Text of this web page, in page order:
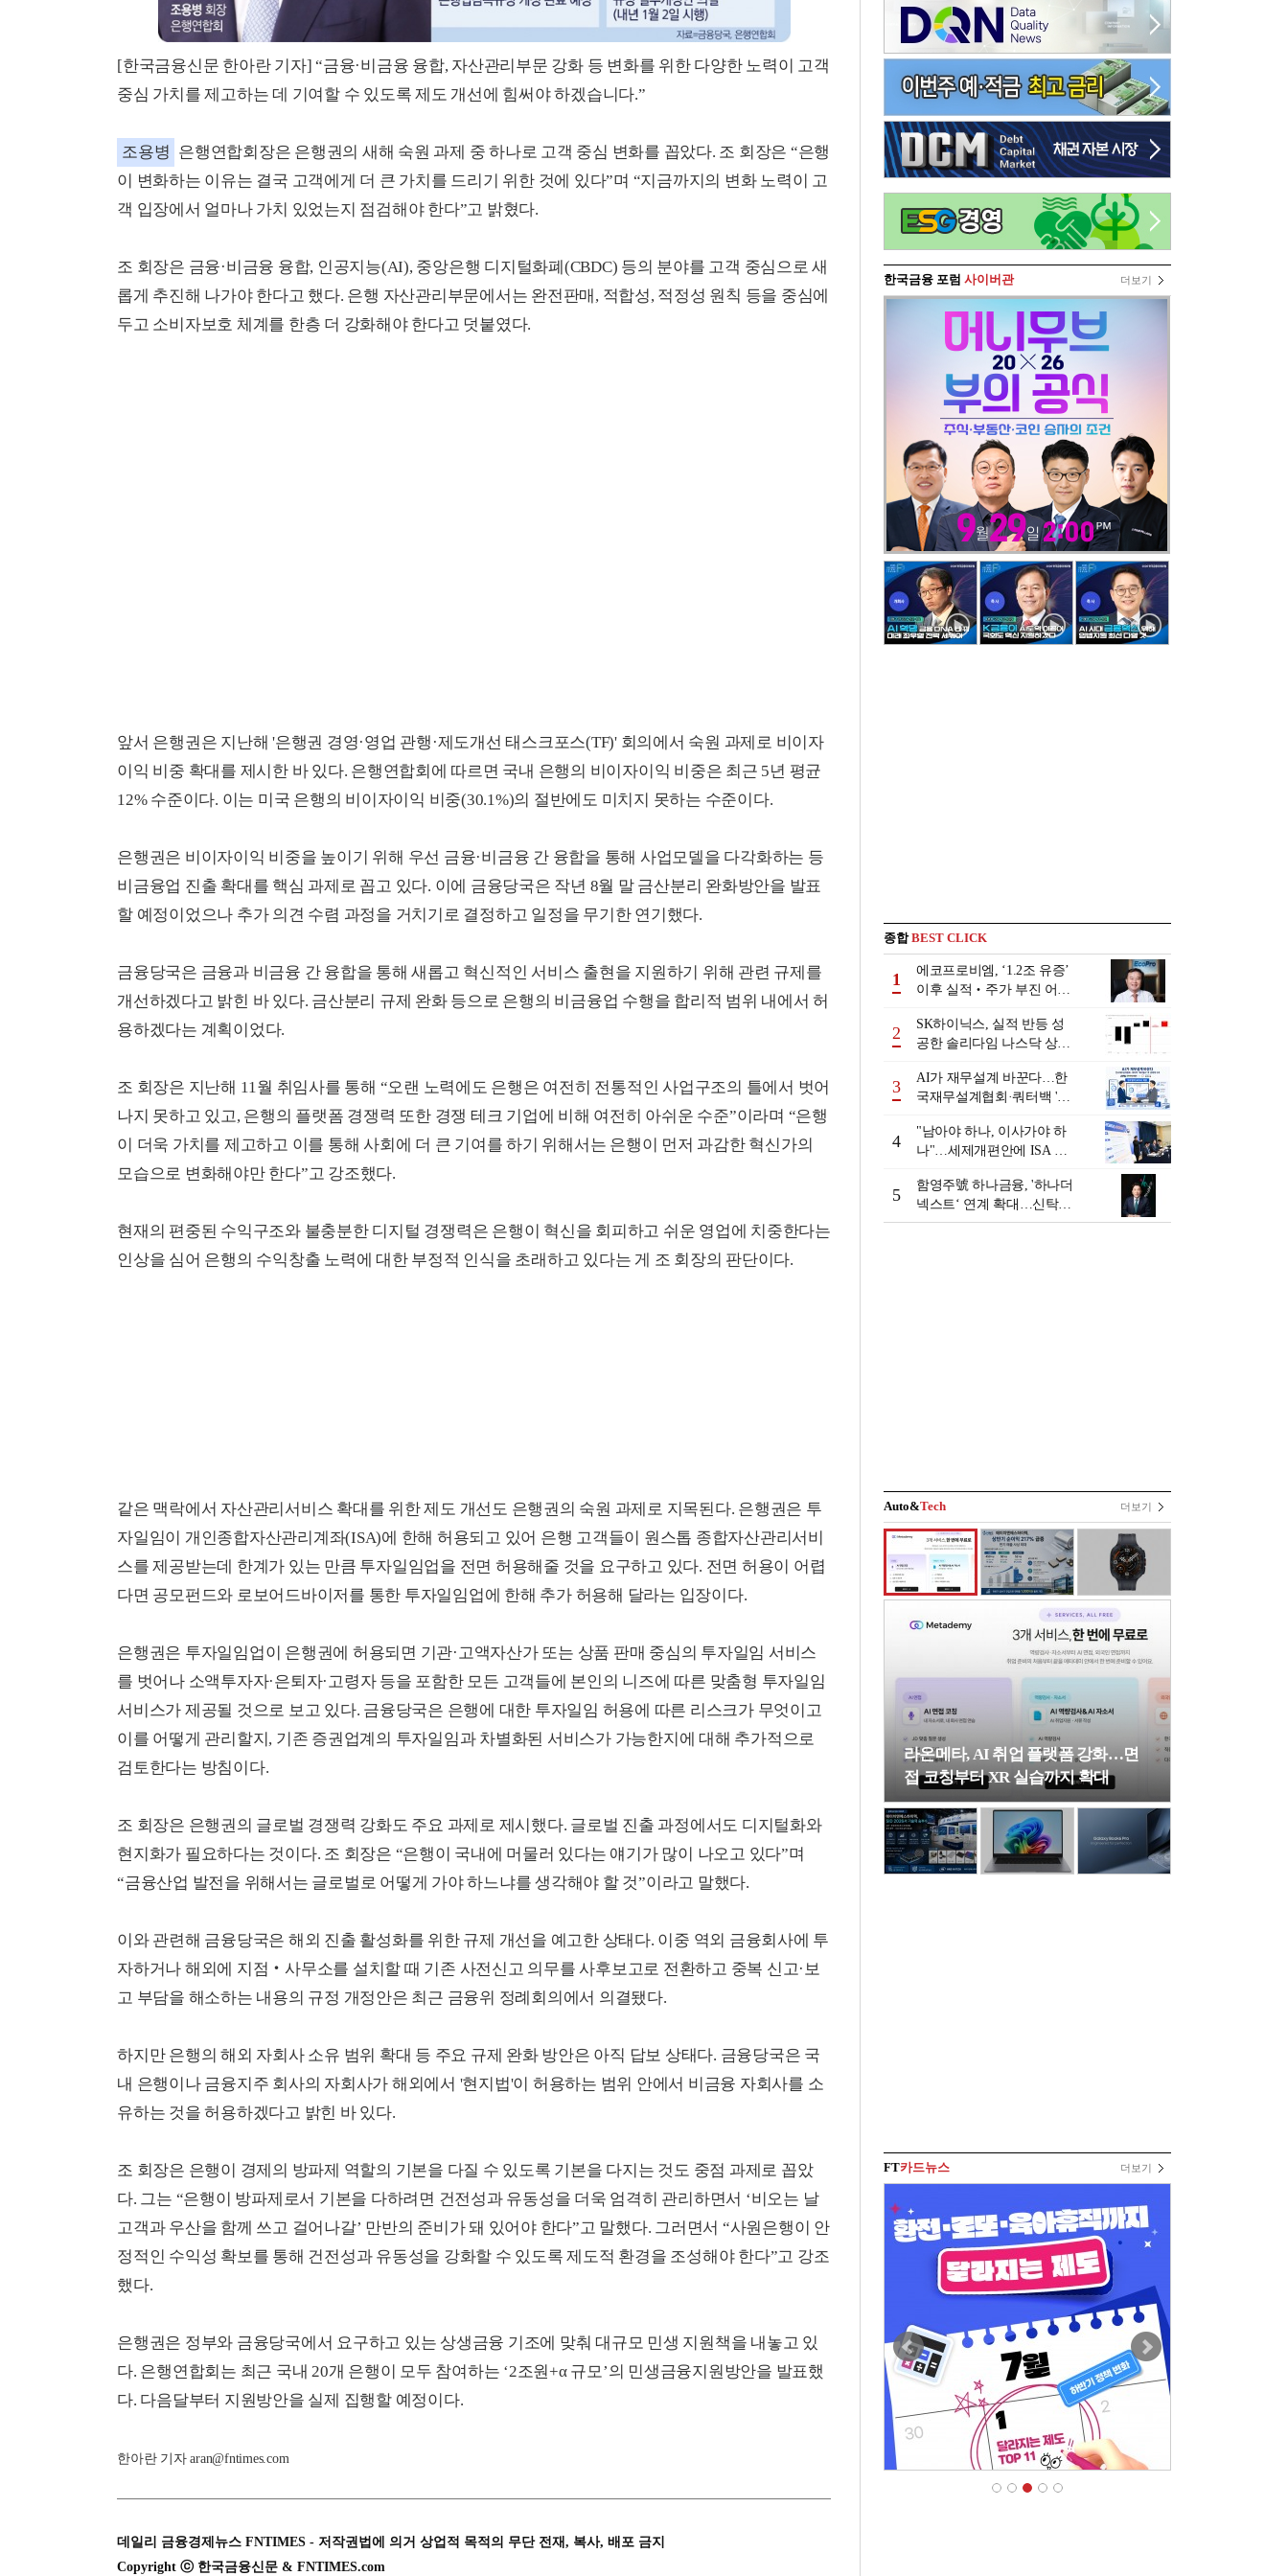
[한국금융신문 한아란 기자] “금융·비금융 융합, 자산관리부문 강화 등 변화를 위한 다양한 노력이 고객
중심 가치를 제고하는 데 기여할 수 있도록 제도 개선에 힘써야 하겠습니다.”
조용병 은행연합회장은 은행권의 새해 숙원 과제 중 하나로 고객 중심 변화를 꼽았다. 조 회장은 “은행
이 변화하는 이유는 결국 고객에게 더 큰 가치를 드리기 위한 것에 있다”며 “지금까지의 변화 노력이 고
객 입장에서 얼마나 가치 있었는지 점검해야 한다”고 밝혔다.
조 회장은 금융·비금융 융합, 인공지능(AI), 중앙은행 디지털화폐(CBDC) 등의 분야를 고객 중심으로 새
롭게 추진해 나가야 한다고 했다. 은행 자산관리부문에서는 완전판매, 적합성, 적정성 원칙 등을 중심에
두고 소비자보호 체계를 한층 더 강화해야 한다고 덧붙였다.
앞서 은행권은 지난해 '은행권 경영·영업 관행·제도개선 태스크포스(TF)' 회의에서 숙원 과제로 비이자
이익 비중 확대를 제시한 바 있다. 은행연합회에 따르면 국내 은행의 비이자이익 비중은 최근 5년 평균
12% 수준이다. 이는 미국 은행의 비이자이익 비중(30.1%)의 절반에도 미치지 못하는 수준이다.
은행권은 비이자이익 비중을 높이기 위해 우선 금융·비금융 간 융합을 통해 사업모델을 다각화하는 등
비금융업 진출 확대를 핵심 과제로 꼽고 있다. 이에 금융당국은 작년 8월 말 금산분리 완화방안을 발표
할 예정이었으나 추가 의견 수렴 과정을 거치기로 결정하고 일정을 무기한 연기했다.
금융당국은 금융과 비금융 간 융합을 통해 새롭고 혁신적인 서비스 출현을 지원하기 위해 관련 규제를
개선하겠다고 밝힌 바 있다. 금산분리 규제 완화 등으로 은행의 비금융업 수행을 합리적 범위 내에서 허
용하겠다는 계획이었다.
조 회장은 지난해 11월 취임사를 통해 “오랜 노력에도 은행은 여전히 전통적인 사업구조의 틀에서 벗어
나지 못하고 있고, 은행의 플랫폼 경쟁력 또한 경쟁 테크 기업에 비해 여전히 아쉬운 수준”이라며 “은행
이 더욱 가치를 제고하고 이를 통해 사회에 더 큰 기여를 하기 위해서는 은행이 먼저 과감한 혁신가의
모습으로 변화해야만 한다”고 강조했다.
현재의 편중된 수익구조와 불충분한 디지털 경쟁력은 은행이 혁신을 회피하고 쉬운 영업에 치중한다는
인상을 심어 은행의 수익창출 노력에 대한 부정적 인식을 초래하고 있다는 게 조 회장의 판단이다.
같은 맥락에서 자산관리서비스 확대를 위한 제도 개선도 은행권의 숙원 과제로 지목된다. 은행권은 투
자일임이 개인종합자산관리계좌(ISA)에 한해 허용되고 있어 은행 고객들이 원스톱 종합자산관리서비
스를 제공받는데 한계가 있는 만큼 투자일임업을 전면 허용해줄 것을 요구하고 있다. 전면 허용이 어렵
다면 공모펀드와 로보어드바이저를 통한 투자일임업에 한해 추가 허용해 달라는 입장이다.
은행권은 투자일임업이 은행권에 허용되면 기관·고액자산가 또는 상품 판매 중심의 투자일임 서비스
를 벗어나 소액투자자·은퇴자·고령자 등을 포함한 모든 고객들에 본인의 니즈에 따른 맞춤형 투자일임
서비스가 제공될 것으로 보고 있다. 금융당국은 은행에 대한 투자일임 허용에 따른 리스크가 무엇이고
이를 어떻게 관리할지, 기존 증권업계의 투자일임과 차별화된 서비스가 가능한지에 대해 추가적으로
검토한다는 방침이다.
조 회장은 은행권의 글로벌 경쟁력 강화도 주요 과제로 제시했다. 글로벌 진출 과정에서도 디지털화와
현지화가 필요하다는 것이다. 조 회장은 “은행이 국내에 머물러 있다는 얘기가 많이 나오고 있다”며
“금융산업 발전을 위해서는 글로벌로 어떻게 가야 하느냐를 생각해야 할 것”이라고 말했다.
이와 관련해 금융당국은 해외 진출 활성화를 위한 규제 개선을 예고한 상태다. 이중 역외 금융회사에 투
자하거나 해외에 지점‧사무소를 설치할 때 기존 사전신고 의무를 사후보고로 전환하고 중복 신고·보
고 부담을 해소하는 내용의 규정 개정안은 최근 금융위 정례회의에서 의결됐다.
하지만 은행의 해외 자회사 소유 범위 확대 등 주요 규제 완화 방안은 아직 답보 상태다. 금융당국은 국
내 은행이나 금융지주 회사의 자회사가 해외에서 '현지법'이 허용하는 범위 안에서 비금융 자회사를 소
유하는 것을 허용하겠다고 밝힌 바 있다.
조 회장은 은행이 경제의 방파제 역할의 기본을 다질 수 있도록 기본을 다지는 것도 중점 과제로 꼽았
다. 그는 “은행이 방파제로서 기본을 다하려면 건전성과 유동성을 더욱 엄격히 관리하면서 ‘비오는 날
고객과 우산을 함께 쓰고 걸어나갈’ 만반의 준비가 돼 있어야 한다”고 말했다. 그러면서 “사원은행이 안
정적인 수익성 확보를 통해 건전성과 유동성을 강화할 수 있도록 제도적 환경을 조성해야 한다”고 강조
했다.
은행권은 정부와 금융당국에서 요구하고 있는 상생금융 기조에 맞춰 대규모 민생 지원책을 내놓고 있
다. 은행연합회는 최근 국내 20개 은행이 모두 참여하는 ‘2조원+α 규모’의 민생금융지원방안을 발표했
다. 다음달부터 지원방안을 실제 집행할 예정이다.
한아란 기자 aran@fntimes.com
데일리 금융경제뉴스 FNTIMES - 저작권법에 의거 상업적 목적의 무단 전재, 복사, 배포 금지
Copyright ⓒ 한국금융신문 & FNTIMES.com
한국금융 포럼 사이버관 더보기
종합BEST CLICK
1
에코프로비엠, ‘1.2조 유증’
이후 실적‧주가 부진 어쩌
2
SK하이닉스, 실적 반등 성
공한 솔리다임 나스닥 상장
3
AI가 재무설계 바꾼다…한
국재무설계협회·쿼터백 '베
4
"남아야 하나, 이사가야 하
나"…세제개편안에 ISA 투
5
함영주號 하나금융, '하나더
넥스트‘ 연계 확대…신탁수
수료 2배 증가 효과 [금융 시
Auto&Tech 더보기
라온메타, AI 취업 플랫폼 강화…면
접 코칭부터 XR 실습까지 확대
FT카드뉴스 더보기